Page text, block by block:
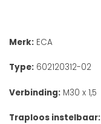
Merk: ECA
Type: 602120312-02
Verbinding: M30 x 1,5
Traploos instelbaar: